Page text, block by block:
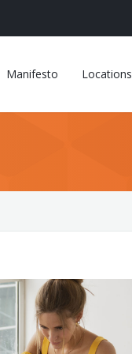
Manifesto Locations